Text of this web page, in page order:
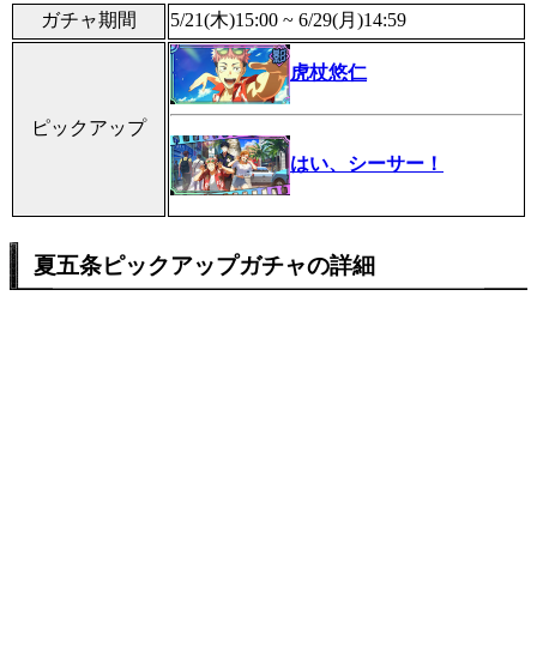
ガチャ期間 5/21(木)15:00 ~ 6/29(月)14:59
ピックアップ
虎杖悠仁
はい、シーサー！
夏五条ピックアップガチャの詳細